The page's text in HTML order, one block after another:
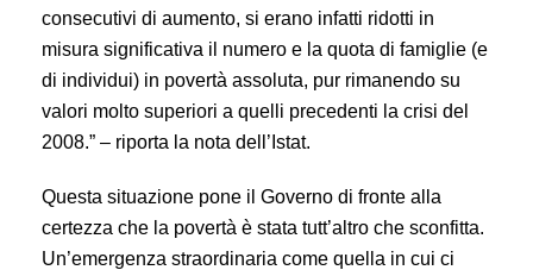
consecutivi di aumento, si erano infatti ridotti in
misura significativa il numero e la quota di famiglie (e
di individui) in povertà assoluta, pur rimanendo su
valori molto superiori a quelli precedenti la crisi del
2008.” – riporta la nota dell’Istat.
Questa situazione pone il Governo di fronte alla
certezza che la povertà è stata tutt’altro che sconfitta.
Un’emergenza straordinaria come quella in cui ci